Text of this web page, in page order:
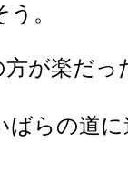
。
が楽だっ
ばらの道